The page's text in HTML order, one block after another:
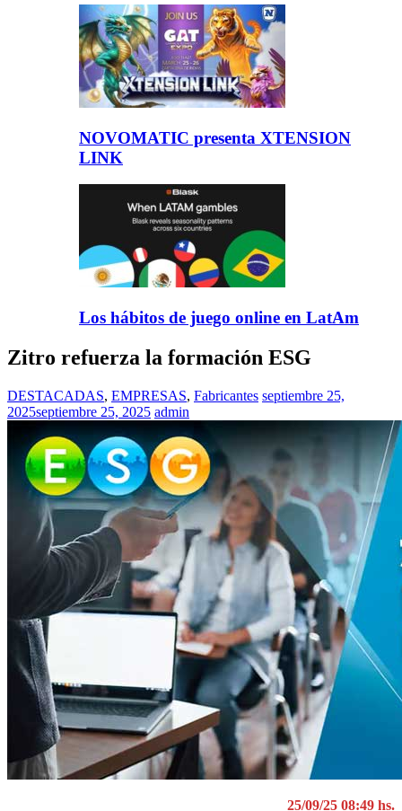
NOVOMATIC presenta XTENSION
LINK
Los hábitos de juego online en LatAm
Zitro refuerza la formación ESG
DESTACADAS, EMPRESAS, Fabricantes septiembre 25,
2025septiembre 25, 2025 admin
25/09/25 08:49 hs.